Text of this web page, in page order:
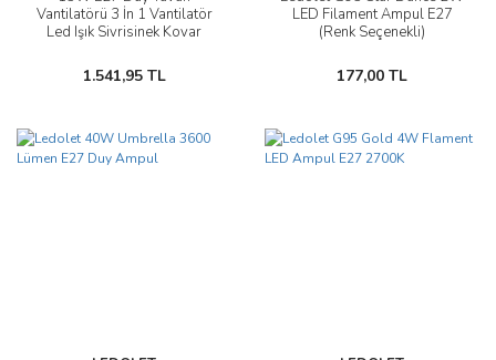
Vantilatörü 3 İn 1 Vantilatör
Led Işık Sivrisinek Kovar
1.541,95 TL
LED Filament Ampul E27
(Renk Seçenekli)
177,00 TL